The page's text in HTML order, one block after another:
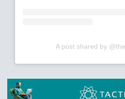
A post shared by